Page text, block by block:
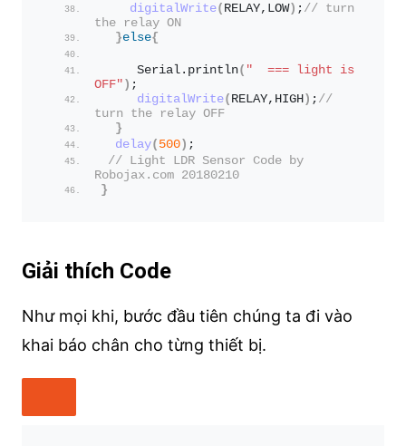
digitalWrite( RELAY,LOW) ; // turn
the relay ON
}else{
     Serial.
println( "  === light is
OFF" ) ;
digitalWrite( RELAY,HIGH) ; //
turn the relay OFF
}
delay( 500) ;
// Light LDR Sensor Code by
Robojax.com 20180210
}
Giải thích Code
Như mọi khi, bước đầu tiên chúng ta đi vào
khai báo chân cho từng thiết bị.